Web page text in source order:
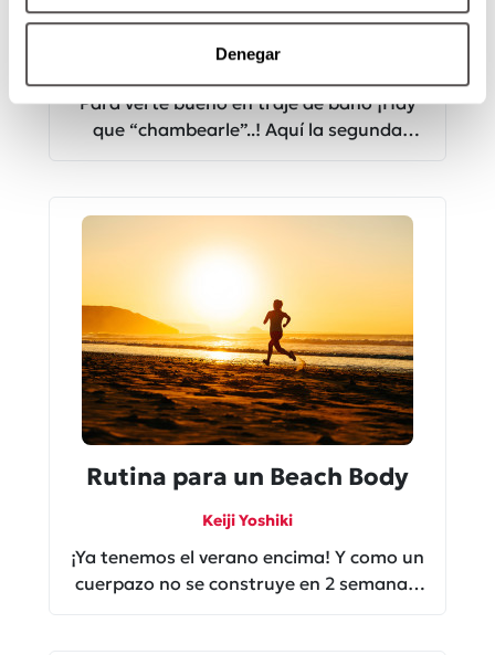
Denegar
Parte 2
Keiji Yoshiki
Para verte bueno en traje de baño ¡Hay
que “chambearle”..! Aquí la segunda
Rutina para un Beach Body
Keiji Yoshiki
¡Ya tenemos el verano encima! Y como un
cuerpazo no se construye en 2 semanas,